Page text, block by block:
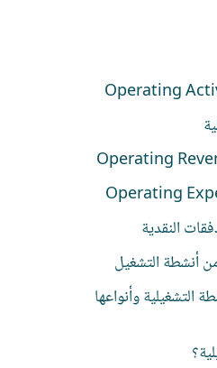
النقدية
أنشطة التشغيل
التشغيلية وأنواعها